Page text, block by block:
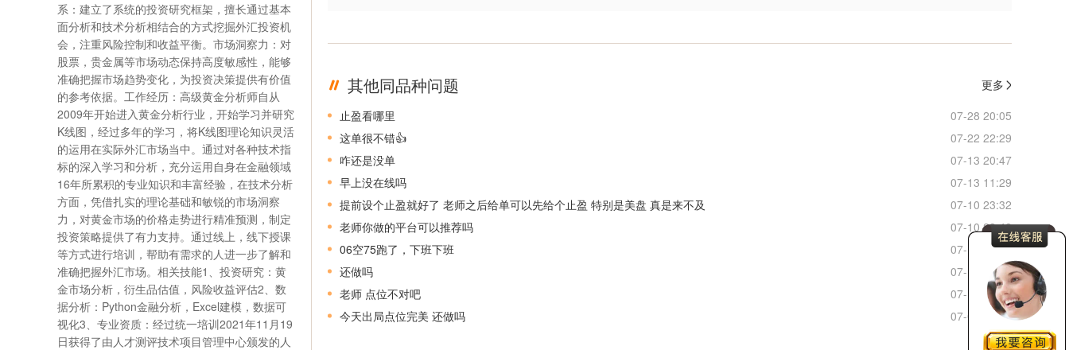
系：建立了系统的投资研究框架，擅长通过基本
面分析和技术分析相结合的方式挖掘外汇投资机
会，注重风险控制和收益平衡。市场洞察力：对
股票，贵金属等市场动态保持高度敏感性，能够
准确把握市场趋势变化，为投资决策提供有价值
的参考依据。工作经历：高级黄金分析师自从
2009年开始进入黄金分析行业，开始学习并研究
K线图，经过多年的学习，将K线图理论知识灵活
的运用在实际外汇市场当中。通过对各种技术指
标的深入学习和分析，充分运用自身在金融领域
16年所累积的专业知识和丰富经验，在技术分析
方面，凭借扎实的理论基础和敏锐的市场洞察
力，对黄金市场的价格走势进行精准预测，制定
投资策略提供了有力支持。通过线上，线下授课
等方式进行培训，帮助有需求的人进一步了解和
准确把握外汇市场。相关技能1、投资研究：黄
金市场分析，衍生品估值，风险收益评估2、数
据分析：Python金融分析，Excel建模，数据可
视化3、专业资质：经过统一培训2021年11月19
日获得了由人才测评技术项目管理中心颁发的人
其他同品种问题
更多
止盈看哪里
07-28 20:05
这单很不错👍
07-22 22:29
咋还是没单
07-13 20:47
早上没在线吗
07-13 11:29
提前设个止盈就好了 老师之后给单可以先给个止盈 特别是美盘 真是来不及
07-10 23:32
老师你做的平台可以推荐吗
07-10 23:48
06空75跑了，下班下班
07-10 22:52
还做吗
07-10 22:11
老师 点位不对吧
07-10 17:04
今天出局点位完美 还做吗
07-09 22:38